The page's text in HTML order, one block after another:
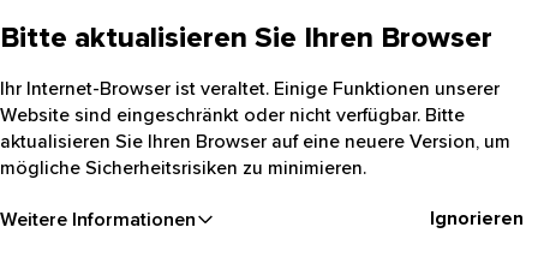
Bitte aktualisieren Sie Ihren Browser
Ihr Internet-Browser ist veraltet. Einige Funktionen unserer
Website sind eingeschränkt oder nicht verfügbar. Bitte
aktualisieren Sie Ihren Browser auf eine neuere Version, um
mögliche Sicherheitsrisiken zu minimieren.
Weitere Informationen Ignorieren